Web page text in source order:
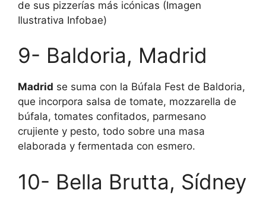
de sus pizzerías más icónicas (Imagen
Ilustrativa Infobae)
9- Baldoria, Madrid
Madrid se suma con la Búfala Fest de Baldoria,
que incorpora salsa de tomate, mozzarella de
búfala, tomates confitados, parmesano
crujiente y pesto, todo sobre una masa
elaborada y fermentada con esmero.
10- Bella Brutta, Sídney